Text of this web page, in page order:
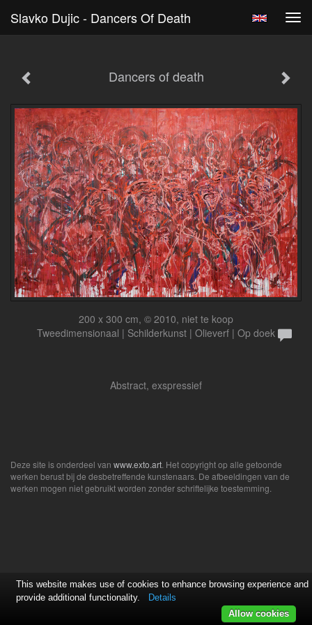
Slavko Dujic - Dancers Of Death
Dancers of death
200 x 300 cm, © 2010, niet te koop
Tweedimensionaal | Schilderkunst | Olieverf | Op doek
Abstract, exspressief
Deze site is onderdeel van www.exto.art . Het copyright op alle getoonde
werken berust bij de desbetreffende kunstenaars. De afbeeldingen van de
werken mogen niet gebruikt worden zonder schriftelijke toestemming.
This website makes use of cookies to enhance browsing experience and
provide additional functionality.
Details
Allow cookies